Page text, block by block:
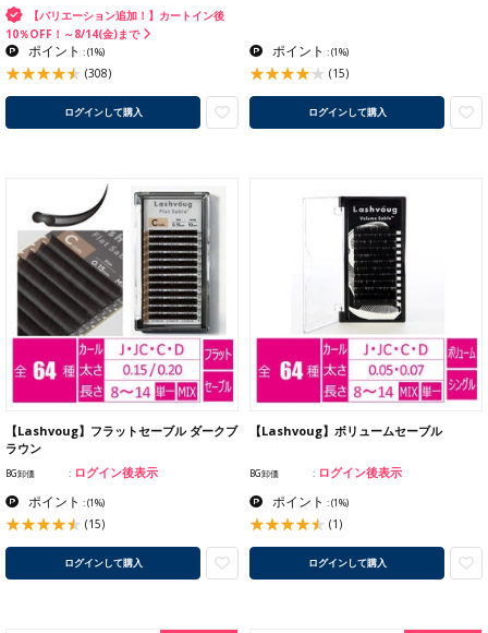
【バリエーション追加！】カートイン後
10％OFF！～8/14(金)まで
ポイント :(1%)
(308)
ログインして購入
ポイント :(1%)
(15)
ログインして購入
【Lashvoug】フラットセーブル ダークブ
ラウン
BG卸価 ログイン後表示
ポイント :(1%)
(15)
ログインして購入
【Lashvoug】ボリュームセーブル
BG卸価 ログイン後表示
ポイント :(1%)
(1)
ログインして購入